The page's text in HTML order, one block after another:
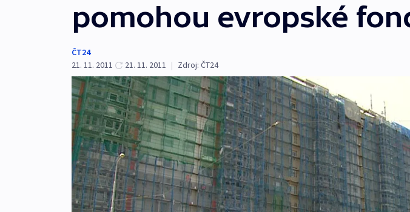
pomohou evropské
ČT24
21. 11. 2011
21. 11. 2011 | Zdroj: ČT24